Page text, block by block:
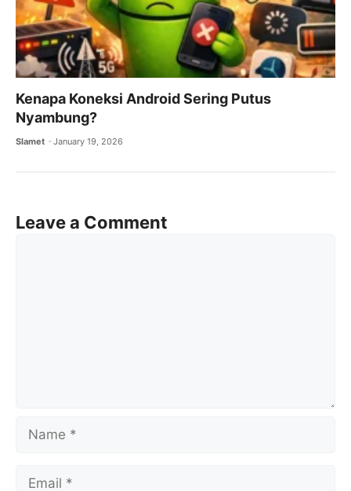
Kenapa Koneksi Android Sering Putus
Nyambung?
Slamet January 19, 2026
Leave a Comment
Name
Email